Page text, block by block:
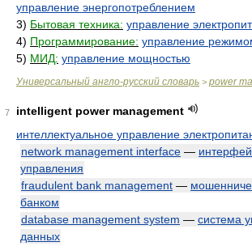
управление энергопотреблением
3) Бытовая техника: управление
4) Программирование: управление
5) МИД: управление мощностью
Универсальный англо-русский словарь > power
7
intelligent power management
интеллектуальное управление
network management interface —
управления
fraudulent bank management —
банком
database management system — система
данных